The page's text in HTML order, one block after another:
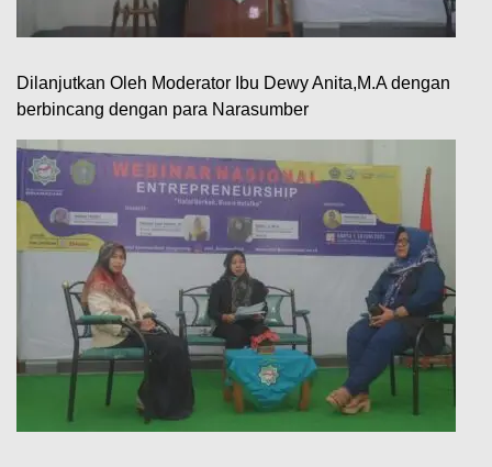
Dilanjutkan Oleh Moderator Ibu Dewy Anita,M.A dengan
berbincang dengan para Narasumber